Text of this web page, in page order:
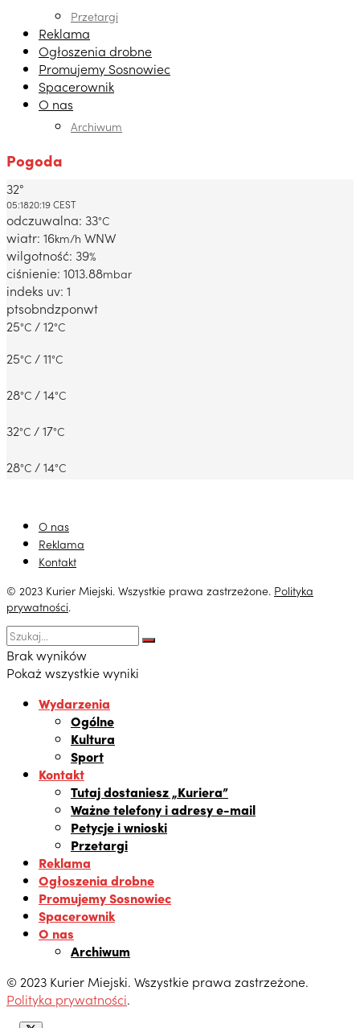
Przetargi
Reklama
Ogłoszenia drobne
Promujemy Sosnowiec
Spacerownik
O nas
Archiwum
Pogoda
Dabrowa Gornicza, PL
32°
05:1820:19 CEST
odczuwalna: 33°C
wiatr: 16km/h WNW
wilgotność: 39%
ciśnienie: 1013.88mbar
indeks uv: 1
ptsobndzponwt
25°C / 12°C
25°C / 11°C
28°C / 14°C
32°C / 17°C
28°C / 14°C
O nas
Reklama
Kontakt
© 2023 Kurier Miejski. Wszystkie prawa zastrzeżone. Polityka
prywatności.
Brak wyników
Pokaż wszystkie wyniki
Wydarzenia
Ogólne
Kultura
Sport
Kontakt
Tutaj dostaniesz „Kuriera”
Ważne telefony i adresy e-mail
Petycje i wnioski
Przetargi
Reklama
Ogłoszenia drobne
Promujemy Sosnowiec
Spacerownik
O nas
Archiwum
© 2023 Kurier Miejski. Wszystkie prawa zastrzeżone.
Polityka prywatności.